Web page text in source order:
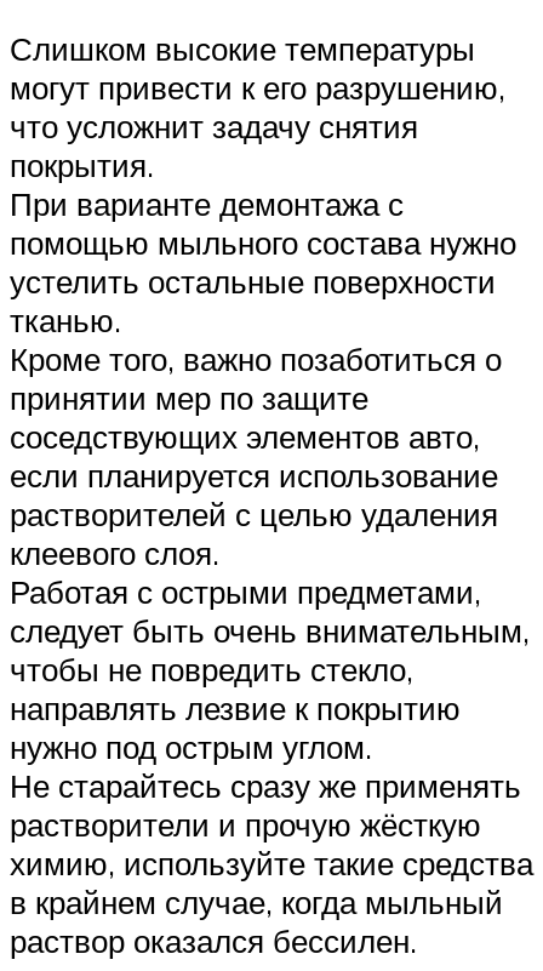
Слишком высокие температуры
могут привести к его разрушению,
что усложнит задачу снятия
покрытия.
При варианте демонтажа с
помощью мыльного состава нужно
устелить остальные поверхности
тканью.
Кроме того, важно позаботиться о
принятии мер по защите
соседствующих элементов авто,
если планируется использование
растворителей с целью удаления
клеевого слоя.
Работая с острыми предметами,
следует быть очень внимательным,
чтобы не повредить стекло,
направлять лезвие к покрытию
нужно под острым углом.
Не старайтесь сразу же применять
растворители и прочую жёсткую
химию, используйте такие средства
в крайнем случае, когда мыльный
раствор оказался бессилен.